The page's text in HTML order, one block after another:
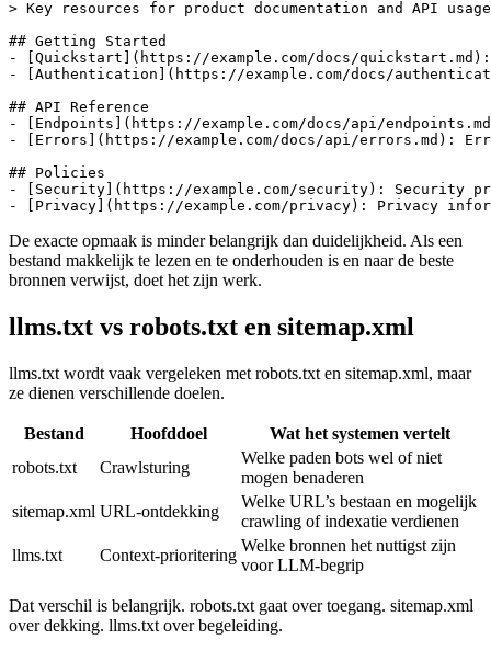
> Key resources for product documentation and API
## Getting Started
- [Quickstart](https://example.com/docs/
- [Authentication](https://example.com/docs/
## API Reference
- [Endpoints](https://example.com/docs/api/
- [Errors](https://example.com/docs/api/errors.md):
## Policies
- [Security](https://example.com/security): Security
De exacte opmaak is minder belangrijk dan duidelijkheid. Als een
bestand makkelijk te lezen en te onderhouden is en naar de beste
bronnen verwijst, doet het zijn werk.
llms.txt vs robots.txt en sitemap.xml
llms.txt wordt vaak vergeleken met robots.txt en sitemap.xml, maar
ze dienen verschillende doelen.
Bestand Hoofddoel
Wat het systemen vertelt
robots.txt
Crawl­sturing
Welke paden bots wel of niet
mogen benaderen
sitemap.xml URL‑ontdekking
Welke URL’s bestaan en mogelijk
crawling of indexatie verdienen
llms.txt
Context‑prioritering
Welke bronnen het nuttigst zijn
voor LLM‑begrip
Dat verschil is belangrijk. robots.txt gaat over toegang. sitemap.xml
over dekking. llms.txt over begeleiding.